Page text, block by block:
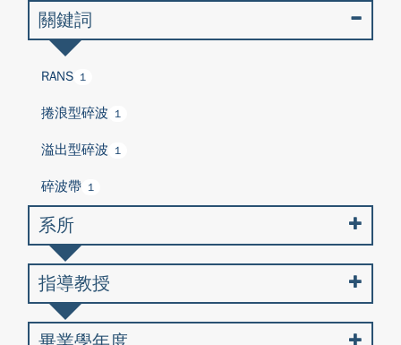
關鍵詞
RANS 1
捲浪型碎波 1
溢出型碎波 1
碎波帶 1
系所
指導教授